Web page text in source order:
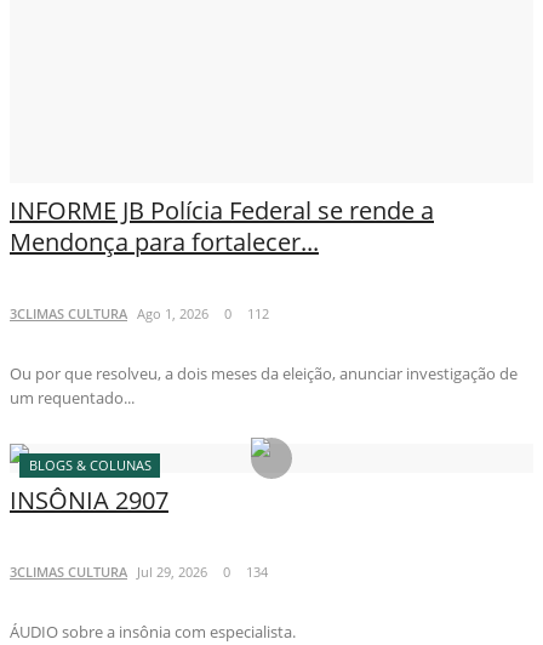
INFORME JB Polícia Federal se rende a
Mendonça para fortalecer...
3CLIMAS CULTURA Ago 1, 2026 0 112
Ou por que resolveu, a dois meses da eleição, anunciar investigação de
um requentado...
BLOGS & COLUNAS
INSÔNIA 2907
3CLIMAS CULTURA Jul 29, 2026 0 134
ÁUDIO sobre a insônia com especialista.